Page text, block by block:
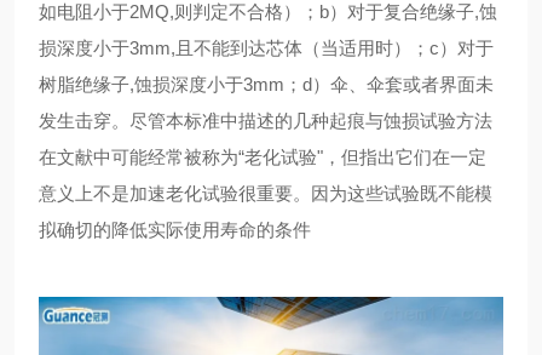
如电阻小于2MQ,则判定不合格）；b）对于复合绝缘子,蚀
损深度小于3mm,且不能到达芯体（当适用时）；c）对于
树脂绝缘子,蚀损深度小于3mm；d）伞、伞套或者界面未
发生击穿。尽管本标准中描述的几种起痕与蚀损试验方法
在文献中可能经常被称为“老化试验"，但指出它们在一定
意义上不是加速老化试验很重要。因为这些试验既不能模
拟确切的降低实际使用寿命的条件